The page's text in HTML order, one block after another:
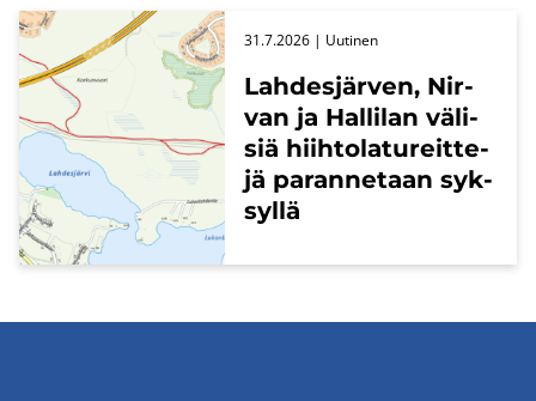
Lah­des­jär­ven, Nir­
van ja Hal­li­lan vä­li­
siä hiih­to­la­tu­reit­te­
jä pa­ran­ne­taan syk­
syl­lä
31.7.2026 | Uu­ti­nen